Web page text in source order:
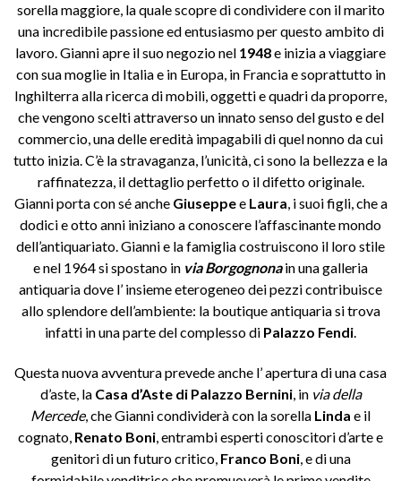
sorella maggiore, la quale scopre di condividere con il marito
una incredibile passione ed entusiasmo per questo ambito di
lavoro. Gianni apre il suo negozio nel 1948e inizia a viaggiare
con sua moglie in Italia e in Europa, in Francia e soprattutto in
Inghilterra alla ricerca di mobili, oggetti e quadri da proporre,
che vengono scelti attraverso un innato senso del gusto e del
commercio, una delle eredità impagabili di quel nonno da cui
tutto inizia. C’è la stravaganza, l’unicità, ci sono la bellezza e la
raffinatezza, il dettaglio perfetto o il difetto originale.
Gianni porta con sé anche Giuseppee Laura, i suoi figli, che a
dodici e otto anni iniziano a conoscere l’affascinante mondo
dell’antiquariato. Gianni e la famiglia costruiscono il loro stile
e nel 1964 si spostano in via Borgognonain una galleria
antiquaria dove l’ insieme eterogeneo dei pezzi contribuisce
allo splendore dell’ambiente: la boutique antiquaria si trova
infatti in una parte del complesso di Palazzo Fendi.
Questa nuova avventura prevede anche l’ apertura di una casa
d’aste, la Casa d’Aste di Palazzo Bernini, invia della
Mercede, che Gianni condividerà con la sorella Linda e il
cognato, Renato Boni, entrambi esperti conoscitori d’arte e
genitori di un futuro critico, Franco Boni, e di una